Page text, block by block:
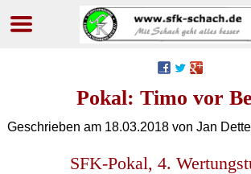
Pokal: Timo vor
Geschrieben am 18.03.2018von Jan Dette
SFK-Pokal, 4.